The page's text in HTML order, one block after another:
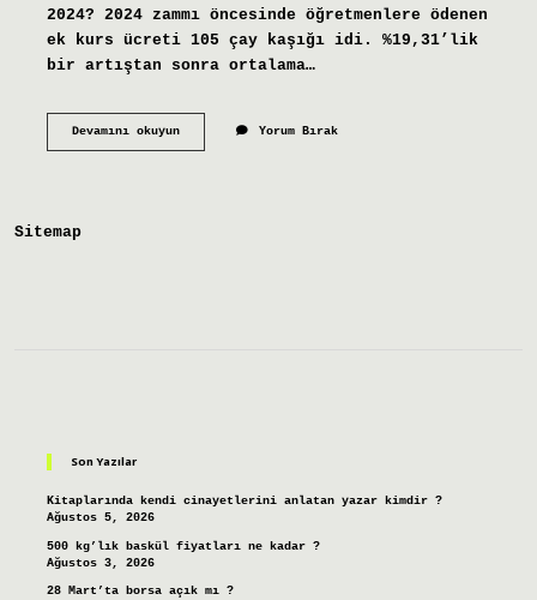
2024? 2024 zammı öncesinde öğretmenlere ödenen
ek kurs ücreti 105 çay kaşığı idi. %19,31’lik
bir artıştan sonra ortalama…
Devamını okuyunAtölye
Yorum Bırak
Sitemap
Son Yazılar
Kitaplarında kendi cinayetlerini anlatan yazar kimdir ?
Ağustos 5, 2026
500 kg’lık baskül fiyatları ne kadar ?
Ağustos 3, 2026
28 Mart’ta borsa açık mı ?